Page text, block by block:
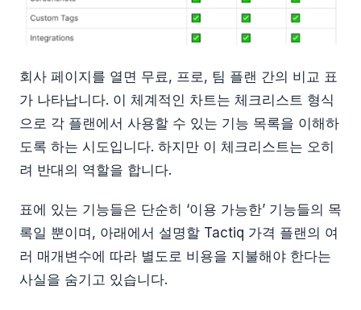
회사 페이지를 열면 무료, 프로, 팀 플랜 간의 비교 표
가 나타납니다. 이 체계적인 차트는 체크리스트 형식
으로 각 플랜에서 사용할 수 있는 기능 목록을 이해하
도록 하는 시도입니다. 하지만 이 체크리스트는 오히
려 반대의 역할을 합니다.
표에 있는 기능들은 단순히 ‘이용 가능한’ 기능들의 목
록일 뿐이며, 아래에서 설명할 Tactiq 가격 플랜의 여
러 매개변수에 따라 별도로 비용을 지불해야 한다는
사실을 숨기고 있습니다.